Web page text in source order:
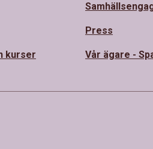
kurser
Press
Vår ägare -